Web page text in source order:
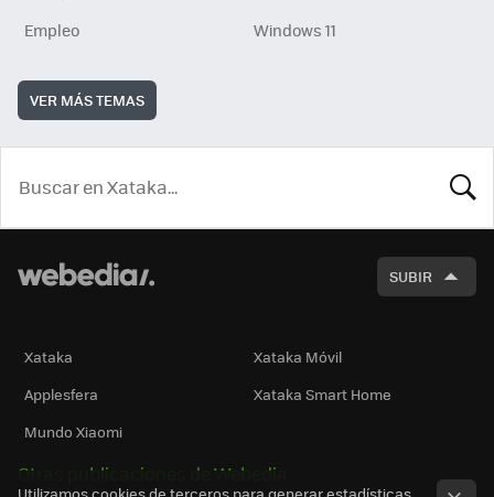
Empleo
Windows 11
VER MÁS TEMAS
SUBIR
Xataka
Xataka Móvil
Applesfera
Xataka Smart Home
Mundo Xiaomi
Otras publicaciones de Webedia